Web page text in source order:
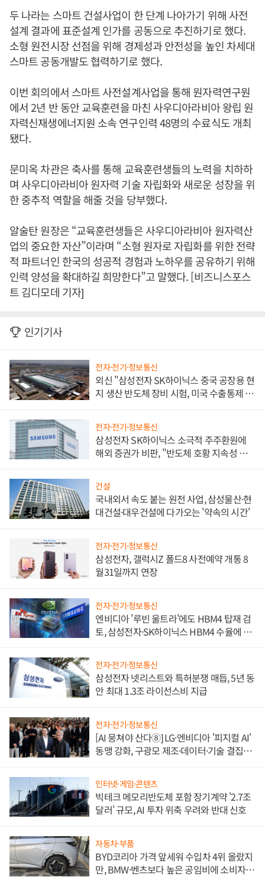
두 나라는 스마트 건설사업이 한 단계 나아가기 위해 사전
설계 결과에 표준설계 인가를 공동으로 추진하기로 했다.
소형 원전시장 선점을 위해 경제성과 안전성을 높인 차세대
스마트 공동개발도 협력하기로 했다.
이번 회의에서 스마트 사전설계사업을 통해 원자력연구원
에서 2년 반 동안 교육훈련을 마친 사우디아라비아 왕립 원
자력신재생에너지원 소속 연구인력 48명의 수료식도 개최
됐다.
문미옥 차관은 축사를 통해 교육훈련생들의 노력을 치하하
며 사우디아라비아 원자력 기술 자립화와 새로운 성장을 위
한 중추적 역할을 해줄 것을 당부했다.
알술탄 원장은 “교육훈련생들은 사우디아라비아 원자력산
업의 중요한 자산”이라며 “소형 원자로 자립화를 위한 전략
적 파트너인 한국의 성공적 경험과 노하우를 공유하기 위해
인력 양성을 확대하길 희망한다”고 말했다. [비즈니스포스
트 김디모데 기자]
인기기사
전자·전기·정보통신
외신 "삼성전자 SK하이닉스 중국 공장용 현
지 생산 반도체 장비 시험, 미국 수출통제 대
전자·전기·정보통신
삼성전자 SK하이닉스 소극적 주주환원에
해외 증권가 비판, "반도체 호황 지속성 의
건설
국내외서 속도 붙는 원전 사업, 삼성물산·현
대건설·대우건설에 다가오는 '약속의 시간'
전자·전기·정보통신
삼성전자, 갤럭시Z 폴드8 사전예약 개통 8
월31일까지 연장
전자·전기·정보통신
엔비디아 '루빈 울트라'에도 HBM4 탑재 검
토, 삼성전자·SK하이닉스 HBM4 수율에 주
전자·전기·정보통신
삼성전자 넷리스트와 특허분쟁 매듭, 5년 동
안 최대 1.3조 라이선스비 지급
전자·전기·정보통신
[AI 뭉쳐야 산다⑧] LG·엔비디아 '피지컬 AI'
동맹 강화, 구광모 제조·데이터·기술 결집
인터넷·게임·콘텐츠
빅테크 메모리반도체 포함 장기계약 '2.7조
달러' 규모, AI 투자 위축 우려와 반대 신호
자동차·부품
BYD코리아 가격 앞세워 수입차 4위 올랐지
만, BMW·벤츠보다 높은 공임비에 소비자